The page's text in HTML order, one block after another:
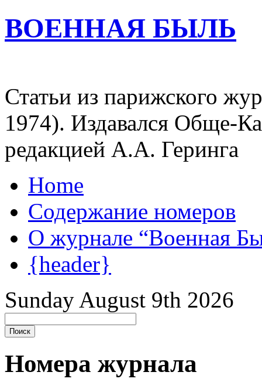
ВОЕННАЯ БЫЛЬ
Статьи из парижского
1974). Издавался Обще-
редакцией А.А. Геринга
Home
Содержание номеров
О журнале “Военная
{header}
Sunday August 9th 2026
Номера журнала